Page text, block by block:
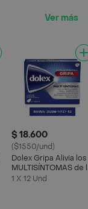
Ver más
$ 18.600
($1550/und)
Dolex Gripa Alivia los
MULTISÍNTOMAS de
Gripa X 12 tabs
1 X 12 Und